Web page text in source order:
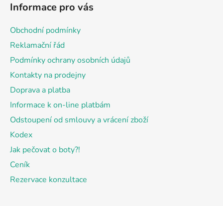
Informace pro vás
Obchodní podmínky
Reklamační řád
Podmínky ochrany osobních údajů
Kontakty na prodejny
Doprava a platba
Informace k on-line platbám
Odstoupení od smlouvy a vrácení zboží
Kodex
Jak pečovat o boty?!
Ceník
Rezervace konzultace